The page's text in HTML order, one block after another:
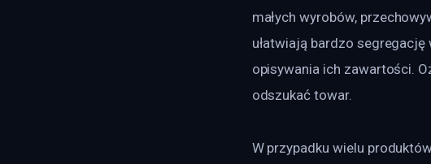
małych wyrobów,
ułatwiają bardzo
opisywania ich zawartości.
odszukać towar.
W przypadku wielu